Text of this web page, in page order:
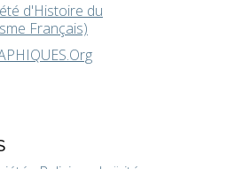
d'Histoire du
Français)